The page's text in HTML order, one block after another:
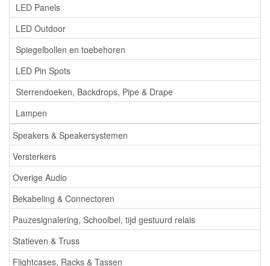
LED Panels
LED Outdoor
Spiegelbollen en toebehoren
LED Pin Spots
Sterrendoeken, Backdrops, Pipe & Drape
Lampen
Speakers & Speakersystemen
Versterkers
Overige Audio
Bekabeling & Connectoren
Pauzesignalering, Schoolbel, tijd gestuurd relais
Statieven & Truss
Flightcases, Racks & Tassen